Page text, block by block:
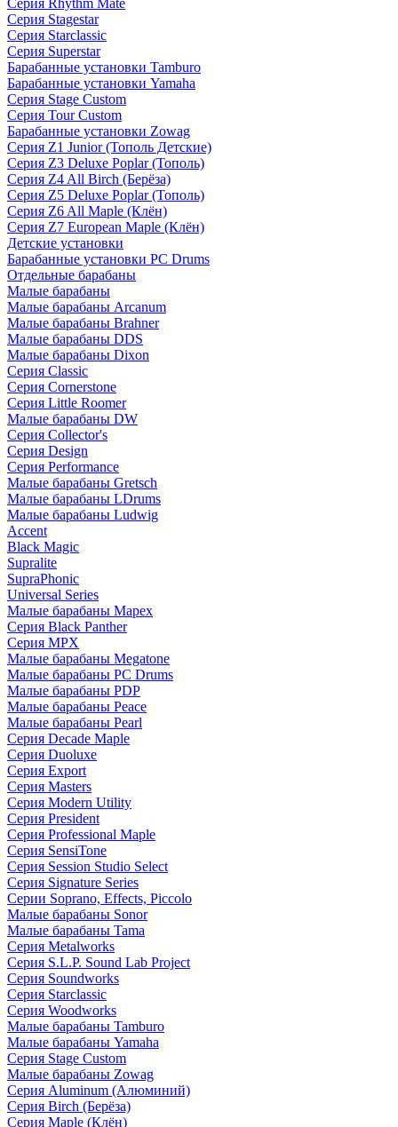
Серия Rhythm Mate
Серия Stagestar
Серия Starclassic
Серия Superstar
Барабанные установки Tamburo
Барабанные установки Yamaha
Серия Stage Custom
Серия Tour Custom
Барабанные установки Zowag
Серия Z1 Junior (Тополь Детские)
Серия Z3 Deluxe Poplar (Тополь)
Серия Z4 All Birch (Берёза)
Серия Z5 Deluxe Poplar (Тополь)
Серия Z6 All Maple (Клён)
Серия Z7 European Maple (Клён)
Детские установки
Барабанные установки PC Drums
Отдельные барабаны
Малые барабаны
Малые барабаны Arcanum
Малые барабаны Brahner
Малые барабаны DDS
Малые барабаны Dixon
Серия Classic
Серия Cornerstone
Серия Little Roomer
Малые барабаны DW
Серия Collector's
Серия Design
Серия Performance
Малые барабаны Gretsch
Малые барабаны LDrums
Малые барабаны Ludwig
Accent
Black Magic
Supralite
SupraPhonic
Universal Series
Малые барабаны Mapex
Серия Black Panther
Серия MPX
Малые барабаны Megatone
Малые барабаны PC Drums
Малые барабаны PDP
Малые барабаны Peace
Малые барабаны Pearl
Серия Decade Maple
Серия Duoluxe
Серия Export
Серия Masters
Серия Modern Utility
Серия President
Серия Professional Maple
Серия SensiTone
Серия Session Studio Select
Серия Signature Series
Серии Soprano, Effects, Piccolo
Малые барабаны Sonor
Малые барабаны Tama
Серия Metalworks
Серия S.L.P. Sound Lab Project
Серия Soundworks
Серия Starclassic
Серия Woodworks
Малые барабаны Tamburo
Малые барабаны Yamaha
Серия Stage Custom
Малые барабаны Zowag
Серия Aluminum (Алюминий)
Серия Birch (Берёза)
Серия Maple (Клён)